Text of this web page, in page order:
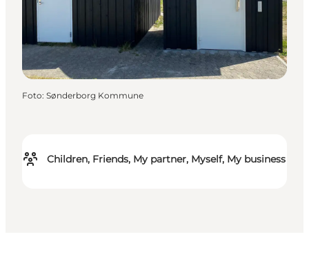
Children, Friends, My partner, Myself, My business
Foto: Sønderborg Kommune